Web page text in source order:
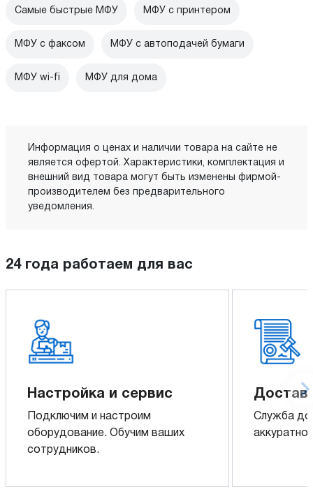
Самые быстрые МФУ МФУ с принтером
МФУ с факсом МФУ с автоподачей бумаги
МФУ wi-fi МФУ для дома
Информация о ценах и наличии товара на сайте не
является офертой. Характеристики, комплектация и
внешний вид товара могут быть изменены фирмой-
производителем без предварительного
уведомления.
24 года работаем для вас
Настройка и сервис
Подключим и настроим
оборудование. Обучим ваших
сотрудников.
Служба
аккуратно